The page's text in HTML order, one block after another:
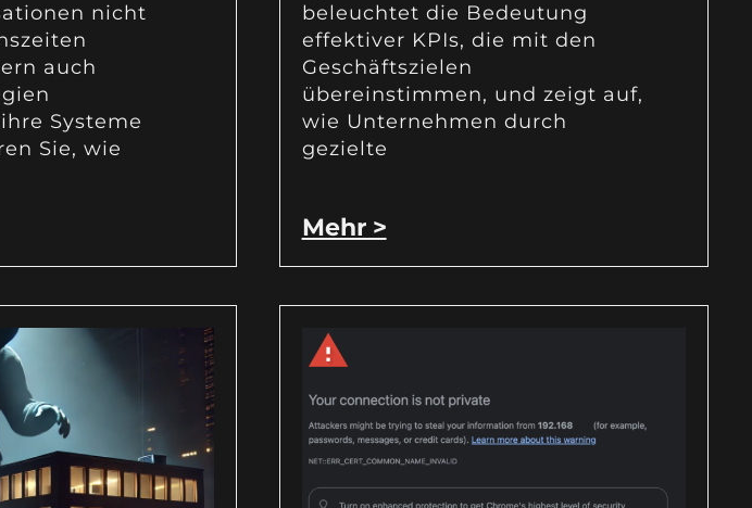
nicht
auch
Systeme
Sie, wie
beleuchtet die Bedeutung
effektiver KPIs, die mit den
Geschäftszielen
übereinstimmen, und zeigt auf,
wie Unternehmen durch
gezielte
Mehr >